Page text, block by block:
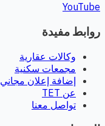
YouTube
روابط مفيدة
وكالات عقارية
مجمعات سكنية
إضافة إعلان مجاني
عن TET
تواصل معنا